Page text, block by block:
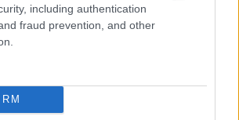
including authentication
fraud prevention, and other
ze vysusene drahe drevo bolo predtym naparovane aby
skodcov...